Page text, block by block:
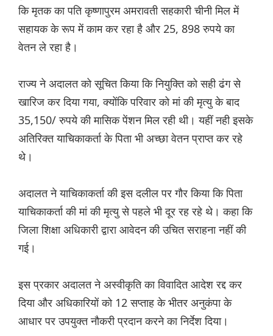
कि मृतक का पति कृष्णापुरम अमरावती सहकारी चीनी मिल में
सहायक के रूप में काम कर रहा है और 25, 898 रुपये का
वेतन ले रहा है।
राज्य ने अदालत को सूचित किया कि नियुक्ति को सही ढंग से
खारिज कर दिया गया, क्योंकि परिवार को मां की मृत्यु के बाद
35,150/ रुपये की मासिक पेंशन मिल रही थी। यहीं नही इसके
अतिरिक्त याचिकाकर्ता के पिता भी अच्छा वेतन प्राप्त कर रहे
थे।
अदालत ने याचिकाकर्ता की इस दलील पर गौर किया कि पिता
याचिकाकर्ता की मां की मृत्यु से पहले भी दूर रह रहे थे। कहा कि
जिला शिक्षा अधिकारी द्वारा आवेदन की उचित सराहना नहीं की
गई।
इस प्रकार अदालत ने अस्वीकृति का विवादित आदेश रद्द कर
दिया और अधिकारियों को 12 सप्ताह के भीतर अनुकंपा के
आधार पर उपयुक्त नौकरी प्रदान करने का निर्देश दिया।